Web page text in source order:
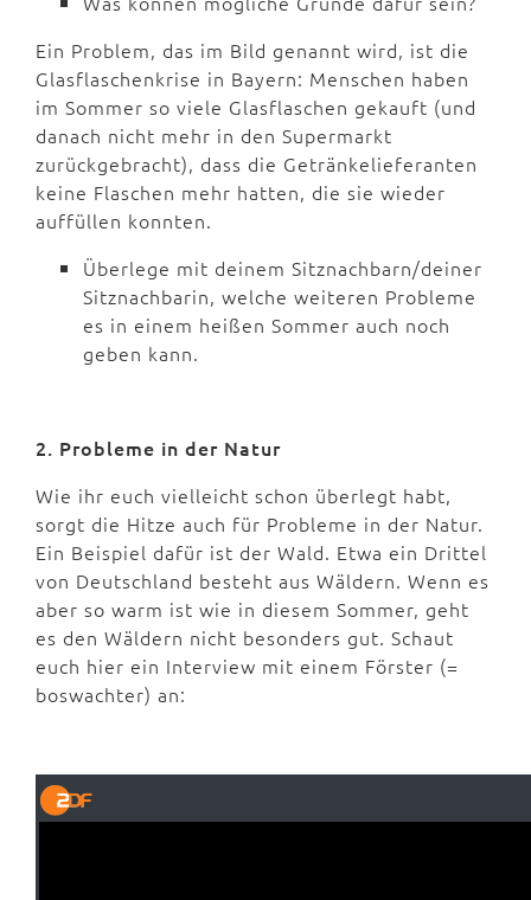
Ein Problem, das im Bild genannt wird, ist die
Glasflaschenkrise in Bayern: Menschen haben
im Sommer so viele Glasflaschen gekauft (und
danach nicht mehr in den Supermarkt
zurückgebracht), dass die Getränkelieferanten
keine Flaschen mehr hatten, die sie wieder
auffüllen konnten.
Überlege mit deinem Sitznachbarn/deiner
Sitznachbarin, welche weiteren Probleme
es in einem heißen Sommer auch noch
geben kann.
2. Probleme in der Natur
Wie ihr euch vielleicht schon überlegt habt,
sorgt die Hitze auch für Probleme in der Natur.
Ein Beispiel dafür ist der Wald. Etwa ein Drittel
von Deutschland besteht aus Wäldern. Wenn es
aber so warm ist wie in diesem Sommer, geht
es den Wäldern nicht besonders gut. Schaut
euch hier ein Interview mit einem Förster (=
boswachter) an: